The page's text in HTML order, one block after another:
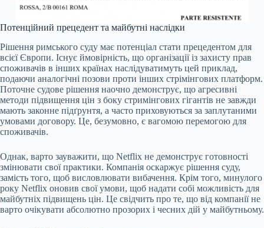
Потенційний прецедент та майбутні наслідки
Рішення римського суду має потенціал стати прецедентом для
всієї Європи. Існує ймовірність, що організації із захисту прав
споживачів в інших країнах наслідуватимуть цей приклад,
подаючи аналогічні позови проти інших стрімінгових платформ.
Поточне судове рішення наочно демонструє, що агресивні
методи підвищення цін з боку стримінгових гігантів не завжди
мають законне підґрунтя, а часто приховуються за заплутаними
умовами договору. Це, безумовно, є вагомою перемогою для
споживачів.
Однак, варто зауважити, що Netflix не демонструє готовності
змінювати свої практики. Компанія оскаржує рішення суду,
замість того, щоб висловлювати вибачення. Крім того, минулого
року Netflix оновив свої умови, щоб надати собі можливість для
майбутніх підвищень цін. Це свідчить про те, що від компанії не
варто очікувати абсолютно прозорих і чесних дій у майбутньому.